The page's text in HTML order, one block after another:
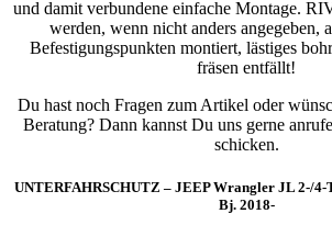
und damit verbundene einfache Montage.
werden, wenn nicht anders angegeben,
Befestigungspunkten montiert, lästiges
fräsen entfällt!
Du hast noch Fragen zum Artikel oder
Beratung? Dann kannst Du uns gerne
schicken.
UNTERFAHRSCHUTZ – JEEP Wrangler JL 2-/4-
Bj. 2018-